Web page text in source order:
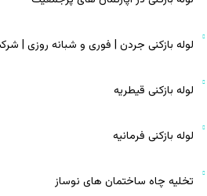
لوله بازکنی جردن | فوری و شبانه روزی |
لوله بازکنی قیطریه
لوله بازکنی فرمانیه
تخلیه چاه ساختمان‌ های نوساز